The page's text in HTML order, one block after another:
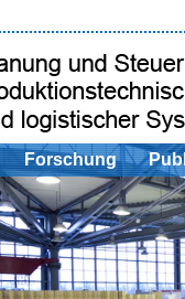
Forschung